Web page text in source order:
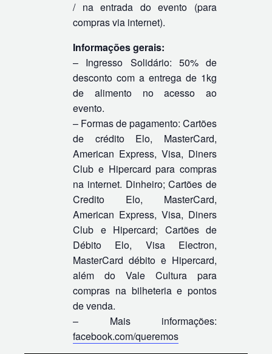
/ na entrada do evento (para
compras via internet).
Informações gerais:
– Ingresso Solidário: 50% de
desconto com a entrega de 1kg
de alimento no acesso ao
evento.
– Formas de pagamento: Cartões
de crédito Elo, MasterCard,
American Express, Visa, Diners
Club e Hipercard para compras
na internet. Dinheiro; Cartões de
Credito Elo, MasterCard,
American Express, Visa, Diners
Club e Hipercard; Cartões de
Débito Elo, Visa Electron,
MasterCard débito e Hipercard,
além do Vale Cultura para
compras na bilheteria e pontos
de venda.
– Mais informações:
facebook.com/queremos